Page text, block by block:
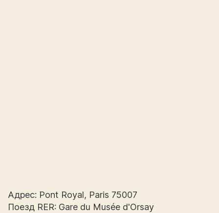
Адрес: Pont Royal, Paris 75007
Поезд RER: Gare du Musée d'Orsay